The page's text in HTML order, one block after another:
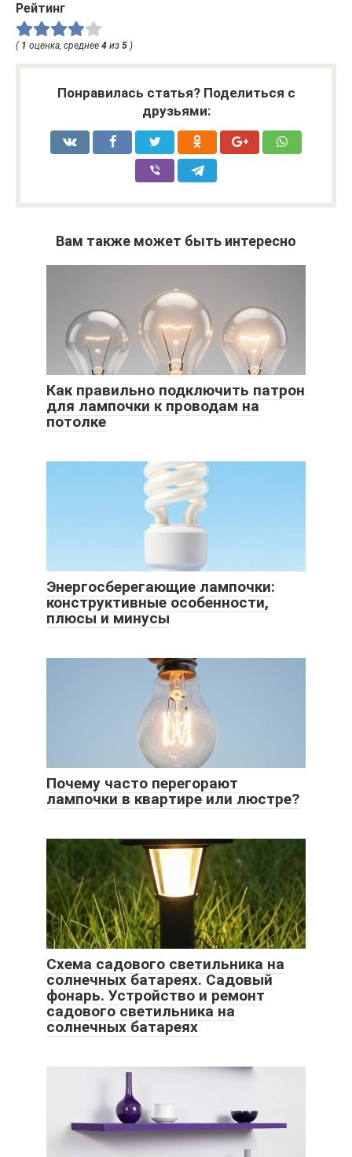
Рейтинг
( 1 оценка, среднее 4 из 5 )
Понравилась статья? Поделиться с
друзьями:
Вам также может быть интересно
Как правильно подключить патрон
для лампочки к проводам на
потолке
Энергосберегающие лампочки:
конструктивные особенности,
плюсы и минусы
Почему часто перегорают
лампочки в квартире или люстре?
Схема садового светильника на
солнечных батареях. Садовый
фонарь. Устройство и ремонт
садового светильника на
солнечных батареях